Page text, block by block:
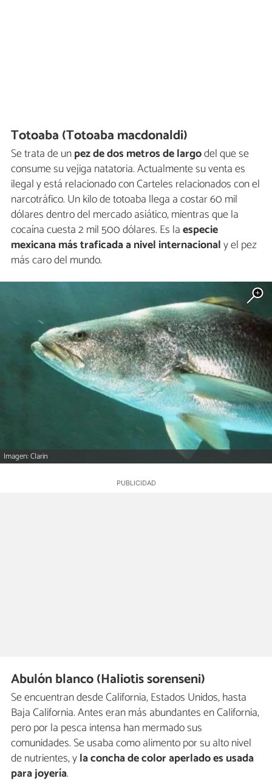
Totoaba (Totoaba macdonaldi)
Se trata de unpez de dos metros de largodel que se
consume su vejiga natatoria. Actualmente su venta es
ilegal y está relacionado con Carteles relacionados con el
narcotráfico. Un kilo de totoaba llega a costar 60 mil
dólares dentro del mercado asiático, mientras que la
cocaína cuesta 2 mil 500 dólares. Es laespecie
mexicana más traficada a nivel internacionaly el pez
más caro del mundo.
Imagen: Clarin
Abulón blanco (Haliotis sorenseni)
Se encuentran desde California, Estados Unidos, hasta
Baja California. Antes eran más abundantes en California,
pero por la pesca intensa han mermado sus
comunidades. Se usaba como alimento por su alto nivel
de nutrientes, yla concha de color aperlado es usada
para joyería.